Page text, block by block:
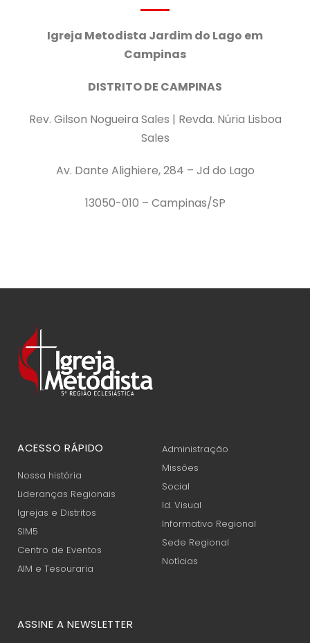
Igreja Metodista Jardim do Lago em
Campinas
DISTRITO DE CAMPINAS
Rev. Gilson Nogueira Sales | Revda. Núria Lisboa
Sales
Av. Dante Alighiere, 284 – Jd do Lago
13050-010 – Campinas/SP
ACESSO RÁPIDO
Nossa história
Lideranças Regionais
Igrejas e Distritos
SIM5
Centro de Eventos
AIM e Tesouraria
Administração
Missões
Social
Id. Visual
Informativo Regional
Sede Regional
Notícias
ASSINE A NEWSLETTER